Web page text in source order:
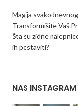
Magija
Transformišite Vaš
Šta su zidne
ih postaviti?
NAS INSTAGRAM